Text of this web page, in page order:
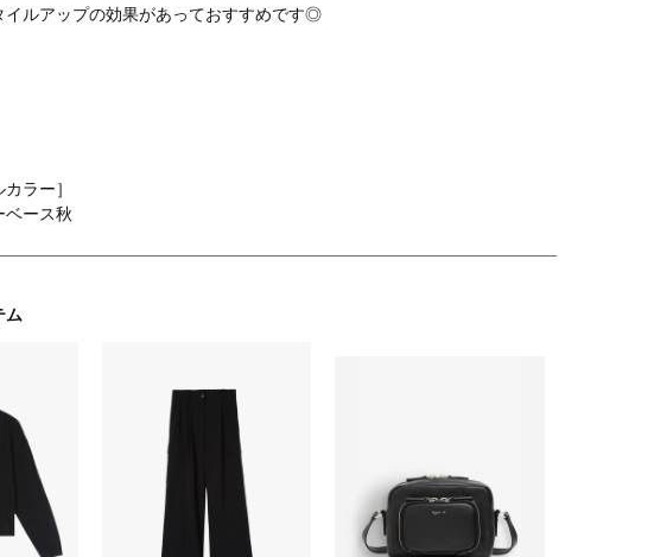
イルアップの効果があっておすすめです◎
ラー］
ベース秋
ム